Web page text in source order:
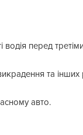
водія перед
та інших
авто.